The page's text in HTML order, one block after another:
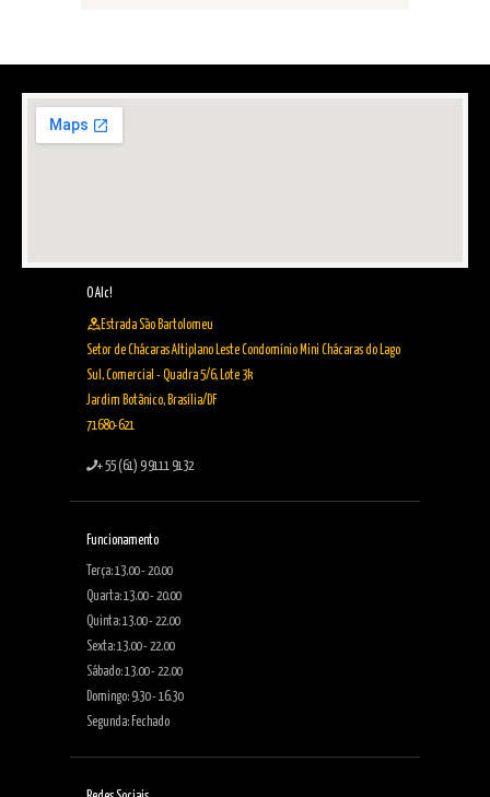
O Alc!
Estrada São Bartolomeu
Setor de Chácaras Altiplano Leste Condomínio Mini Chácaras do Lago
Sul, Comercial - Quadra 5/6, Lote 3k
Jardim Botânico, Brasília/DF
71680-621
+ 55 (61) 9 9111 9132
Funcionamento
Terça: 13.00 - 20.00
Quarta: 13.00 - 20.00
Quinta: 13.00 - 22.00
Sexta: 13.00 - 22.00
Sábado: 13.00 - 22.00
Domingo: 9.30 - 16.30
Segunda: Fechado